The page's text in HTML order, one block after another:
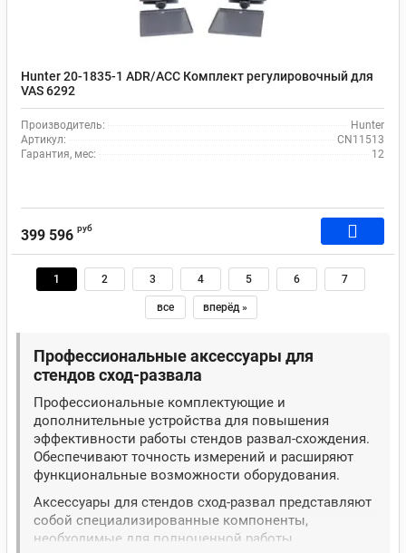
Hunter 20-1835-1 ADR/ACC Комплект регулировочный для
VAS 6292
Производитель:
Hunter
Артикул:
CN11513
Гарантия, мес:
12
399 596 руб
1 2 3 4 5 6 7
все вперёд »
Профессиональные аксессуары для
стендов сход-развала
Профессиональные комплектующие и
дополнительные устройства для повышения
эффективности работы стендов развал-схождения.
Обеспечивают точность измерений и расширяют
функциональные возможности оборудования.
Аксессуары для стендов сход-развал представляют
собой специализированные компоненты,
необходимые для полноценной работы